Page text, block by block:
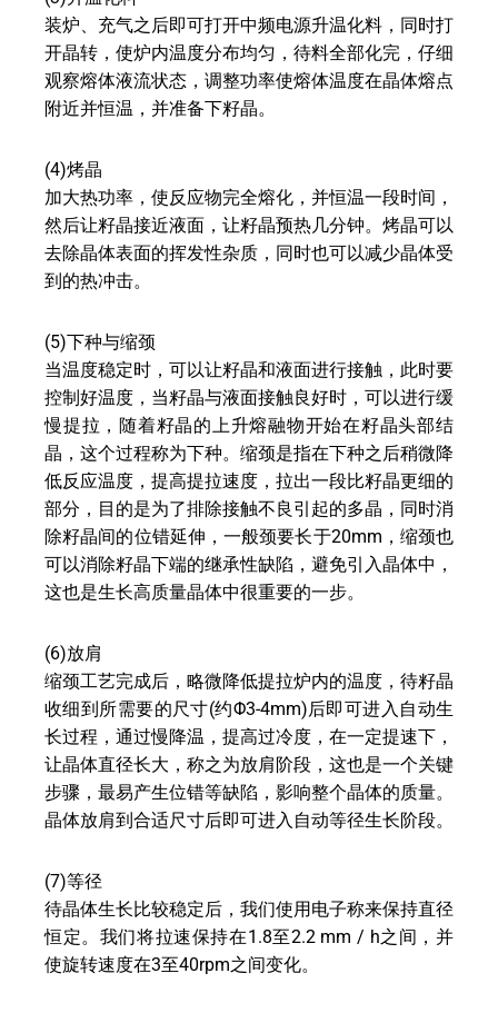
装炉、充气之后即可打开中频电源升温化料，同时打
开晶转，使炉内温度分布均匀，待料全部化完，仔细
观察熔体液流状态，调整功率使熔体温度在晶体熔点
附近并恒温，并准备下籽晶。
(4)烤晶
加大热功率，使反应物完全熔化，并恒温一段时间，
然后让籽晶接近液面，让籽晶预热几分钟。烤晶可以
去除晶体表面的挥发性杂质，同时也可以减少晶体受
到的热冲击。
(5)下种与缩颈
当温度稳定时，可以让籽晶和液面进行接触，此时要
控制好温度，当籽晶与液面接触良好时，可以进行缓
慢提拉，随着籽晶的上升熔融物开始在籽晶头部结
晶，这个过程称为下种。缩颈是指在下种之后稍微降
低反应温度，提高提拉速度，拉出一段比籽晶更细的
部分，目的是为了排除接触不良引起的多晶，同时消
除籽晶间的位错延伸，一般颈要长于20mm，缩颈也
可以消除籽晶下端的继承性缺陷，避免引入晶体中，
这也是生长高质量晶体中很重要的一步。
(6)放肩
缩颈工艺完成后，略微降低提拉炉内的温度，待籽晶
收细到所需要的尺寸(约Φ3-4mm)后即可进入自动生
长过程，通过慢降温，提高过冷度，在一定提速下，
让晶体直径长大，称之为放肩阶段，这也是一个关键
步骤，最易产生位错等缺陷，影响整个晶体的质量。
晶体放肩到合适尺寸后即可进入自动等径生长阶段。
(7)等径
待晶体生长比较稳定后，我们使用电子称来保持直径
恒定。我们将拉速保持在1.8至2.2 mm / h之间，并
使旋转速度在3至40rpm之间变化。